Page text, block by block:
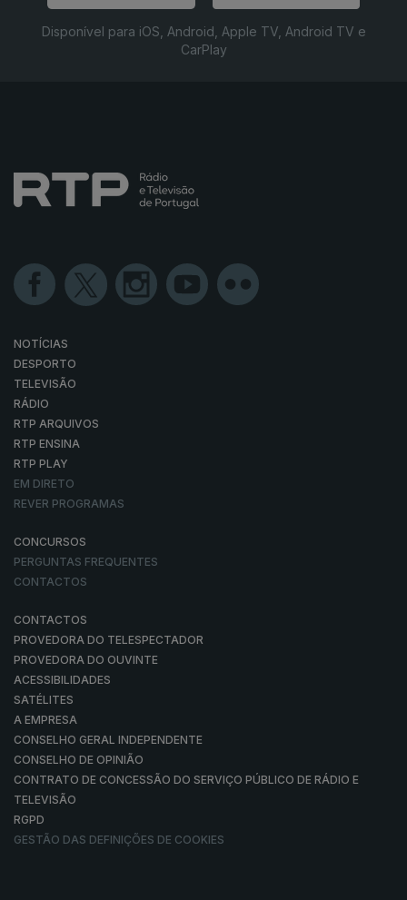
Disponível para iOS, Android, Apple TV, Android TV e
CarPlay
NOTÍCIAS
DESPORTO
TELEVISÃO
RÁDIO
RTP ARQUIVOS
RTP ENSINA
RTP PLAY
EM DIRETO
REVER PROGRAMAS
CONCURSOS
PERGUNTAS FREQUENTES
CONTACTOS
CONTACTOS
PROVEDORA DO TELESPECTADOR
PROVEDORA DO OUVINTE
ACESSIBILIDADES
SATÉLITES
A EMPRESA
CONSELHO GERAL INDEPENDENTE
CONSELHO DE OPINIÃO
CONTRATO DE CONCESSÃO DO SERVIÇO PÚBLICO DE RÁDIO E
TELEVISÃO
RGPD
GESTÃO DAS DEFINIÇÕES DE COOKIES